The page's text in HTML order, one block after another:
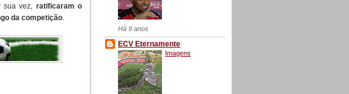
sua vez, ratificaram o
da competição.
Há 9 anos
ECV Eternamente
Imagens